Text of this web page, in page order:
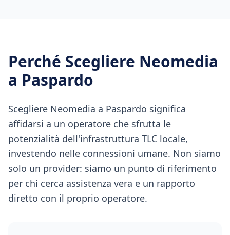
Perché Scegliere Neomedia
a Paspardo
Scegliere Neomedia a Paspardo significa
affidarsi a un operatore che sfrutta le
potenzialità dell'infrastruttura TLC locale,
investendo nelle connessioni umane. Non siamo
solo un provider: siamo un punto di riferimento
per chi cerca assistenza vera e un rapporto
diretto con il proprio operatore.